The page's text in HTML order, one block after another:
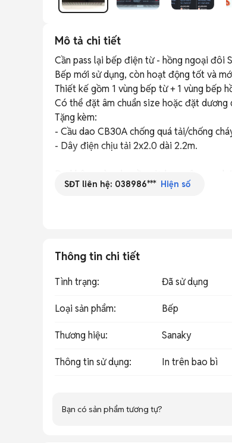
Mô tả chi tiết
Cần pass lại bếp điện từ - hồng ngoại đôi
Bếp mới sử dụng, còn hoạt động tốt và
Thiết kế gồm 1 vùng bếp từ + 1 vùng bếp
Có thể đặt âm chuẩn size hoặc đặt dương
Tặng kèm:
- Cầu dao CB30A chống quá tải/chống
- Dây điện chịu tải 2x2.0 dài 2.2m.
Giá pass: 2tr
SĐT liên hệ: 038986*** Hiện số
Thông tin chi tiết
Tình trạng: Đã sử dụng
Loại sản phẩm: Bếp
Thương hiệu: Sanaky
Thông tin sử dụng: In trên bao bì
Bạn có sản phẩm tương tự?